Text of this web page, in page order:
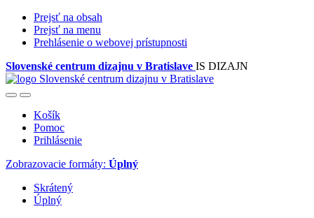
Prejsť na obsah
Prejsť na menu
Prehlásenie o webovej prístupnosti
Slovenské centrum dizajnu v Bratislave IS DIZAJN
Košík
Pomoc
Prihlásenie
Zobrazovacie formáty: Úplný
Skrátený
Úplný